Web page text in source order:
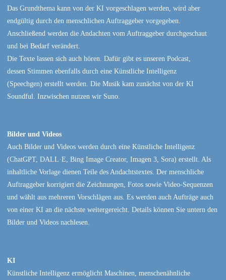
Das Grundthema kann von der KI vorgeschlagen werden, wird aber
endgültig durch den menschlichen Auftraggeber vorgegeben.
Anschließend werden die Andachten vom Auftraggeber durchgeschaut
und bei Bedarf verändert.
Die Texte lassen sich auch hören. Dafür gibt es unseren Podcast,
dessen Stimmen ebenfalls durch eine Künstliche Intelligenz
(Speechgen) erstellt werden. Die Musik kam zunächst von der KI
Soundful. Inzwischen nutzen wir Suno.
Bilder und Videos
Auch Bilder und Videos werden durch eine Künstliche Intelligenz
(ChatGPT, DALL·E, Bing Image Creator, Imagen 3, Sora) erstellt. Als
inhaltliche Vorlage dienen Teile des Andachtstextes. Der menschliche
Auftraggeber korrigiert die Zeichnungen, Fotos sowie Video-Sequenzen
und wählt aus mehreren Vorschlägen aus. Es werden auch Aufträge auch
von einer KI an die nächste weitergereicht. Details können Sie untern den
Bilder und Videos nachlesen.
KI
Künstliche Intelligenz ermöglicht Maschinen, menschenähnliche